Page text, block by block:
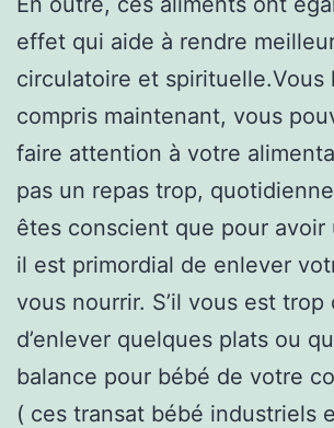
effet qui aide à rendre
circulatoire et spirituelle.Vous
compris maintenant, vous
faire attention à votre
pas un repas trop,
êtes conscient que pour avoir
il est primordial de enlever
vous nourrir. S’il vous est
d’enlever quelques plats ou
balance pour bébé de votre
( ces transat bébé industriels